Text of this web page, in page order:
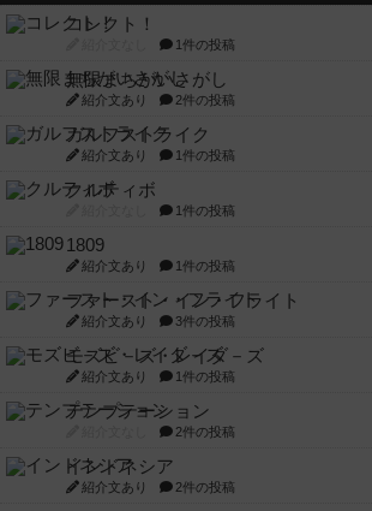
コレクト！
1件の投稿
無限まちがいさがし
紹介文あり 2件の投稿
ガルフストライク
紹介文あり 1件の投稿
クルティボ
1件の投稿
1809
紹介文あり 1件の投稿
ファースト・イン・フライト
紹介文あり 3件の投稿
モズビ－ズ・レイダ－ズ
紹介文あり 1件の投稿
テンプテーション
2件の投稿
インドネシア
紹介文あり 2件の投稿